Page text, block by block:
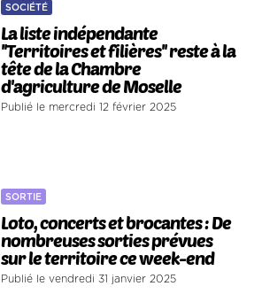
SOCIÉTÉ
La liste indépendante
''Territoires et filières'' reste à la
tête de la Chambre
d'agriculture de Moselle
Publié le mercredi 12 février 2025
SORTIE
Loto, concerts et brocantes : De
nombreuses sorties prévues
sur le territoire ce week-end
Publié le vendredi 31 janvier 2025